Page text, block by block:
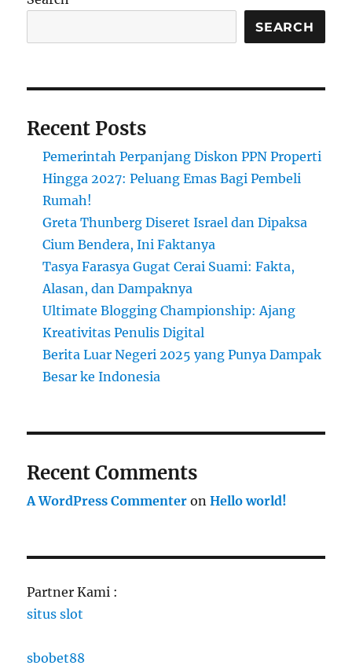
Solidaritas
dan
Kebaikan
Tengah
SEARCH
Recent Posts
Pemerintah Perpanjang Diskon PPN Properti
Hingga 2027: Peluang Emas Bagi Pembeli
Rumah!
Greta Thunberg Diseret Israel dan Dipaksa
Cium Bendera, Ini Faktanya
Tasya Farasya Gugat Cerai Suami: Fakta,
Alasan, dan Dampaknya
Ultimate Blogging Championship: Ajang
Kreativitas Penulis Digital
Berita Luar Negeri 2025 yang Punya Dampak
Besar ke Indonesia
Recent Comments
A WordPress Commenter onHello world!
Partner Kami :
situs slot
sbobet88